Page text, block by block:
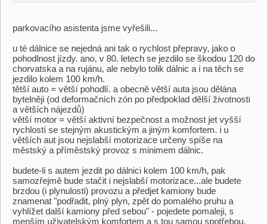
parkovacího asistenta jsme vyřešili...
u té dálnice se nejedná ani tak o rychlost přepravy, jako o
pohodlnost jízdy. ano, v 80. letech se jezdilo se škodou 120 do
chorvatska a na rujánu, ale nebylo tolik dálnic a i na těch se
jezdilo kolem 100 km/h.
tětší auto = větší pohodlí. a obecně větší auta jsou dělána
bytelněji (od deformačních zón po předpoklad dělší životnosti
a větších nájezdů)
větší motor = větší aktivní bezpečnost a možnost jet vyšší
rychlostí se stejným akustickým a jiným komfortem. i u
větších aut jsou nejslabší motorizace určeny spíše na
městský a příměstský provoz s minimem dálnic.
budete-li s autem jezdit po dálnici kolem 100 km/h, pak
samozřejmě bude stačit i nejslabší motorizace...ale budete
brzdou (i plynulosti) provozu a předjet kamiony bude
znamenat "podřadit, plný plyn, zpět do pomalého pruhu a
vyhlížet další kamiony před sebou" - pojedete pomaleji, s
menším uživatelským komfortem a s tou samou spotřebou.